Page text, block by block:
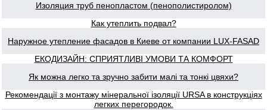
Изоляция труб пенопластом (пенополистиролом)
Как утеплить подвал?
Наружное утепление фасадов в Киеве от компании LUX-FASAD
ЕКОДИЗАЙН: СПРИЯТЛИВІ УМОВИ ТА КОМФОРТ
Як можна легко та зручно забити малі та тонкі цвяхи?
Рекомендації з монтажу мінеральної ізоляції URSA в конструкціях
легких перегородок.